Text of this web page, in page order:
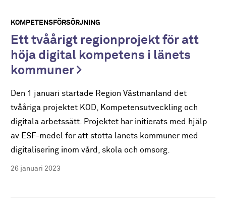
KOMPETENSFÖRSÖRJNING
Ett tvåårigt regionprojekt för att
höja digital kompetens i länets
kommuner
Den 1 januari startade Region Västmanland det
tvååriga projektet KOD, Kompetensutveckling och
digitala arbetssätt. Projektet har initierats med hjälp
av ESF-medel för att stötta länets kommuner med
digitalisering inom vård, skola och omsorg.
26 januari 2023